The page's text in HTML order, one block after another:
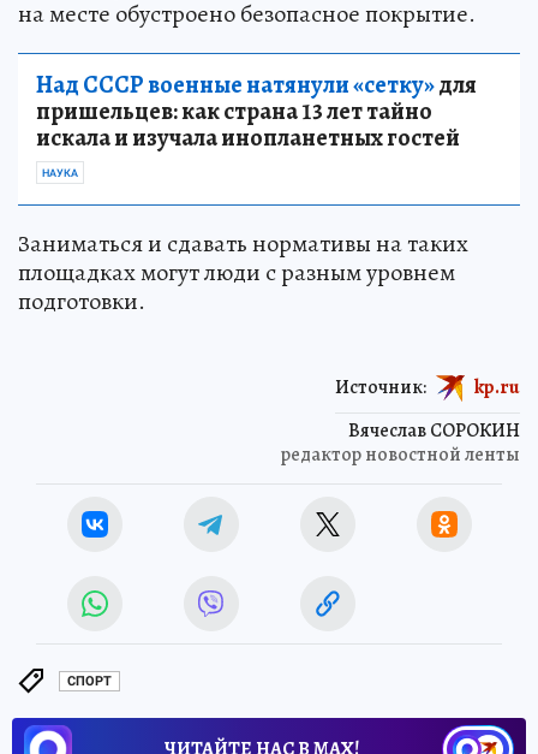
на месте обустроено безопасное покрытие.
Над СССР военные натянули «сетку»для
пришельцев: как страна 13 лет тайно
искала и изучала инопланетных гостей
НАУКА
Заниматься и сдавать нормативы на таких
площадках могут люди с разным уровнем
подготовки.
Вячеслав СОРОКИН
редактор новостной ленты
Источник: kp.ru
СПОРТ